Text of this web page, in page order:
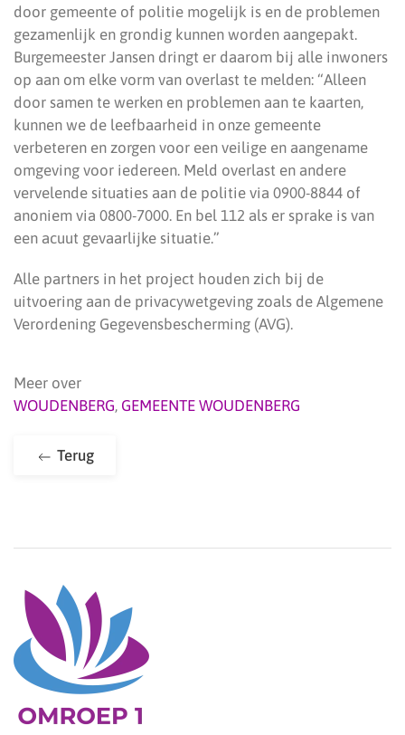
door gemeente of politie mogelijk is en de problemen
gezamenlijk en grondig kunnen worden aangepakt.
Burgemeester Jansen dringt er daarom bij alle inwoners
op aan om elke vorm van overlast te melden: “Alleen
door samen te werken en problemen aan te kaarten,
kunnen we de leefbaarheid in onze gemeente
verbeteren en zorgen voor een veilige en aangename
omgeving voor iedereen. Meld overlast en andere
vervelende situaties aan de politie via 0900-8844 of
anoniem via 0800-7000. En bel 112 als er sprake is van
een acuut gevaarlijke situatie.”
Alle partners in het project houden zich bij de
uitvoering aan de privacywetgeving zoals de Algemene
Verordening Gegevensbescherming (AVG).
Meer over
WOUDENBERG, GEMEENTE WOUDENBERG
Terug